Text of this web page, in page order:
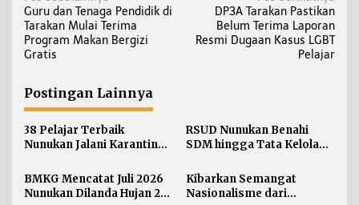
a
v
i
a
s
i
p
o
s
Guru dan Tenaga Pendidik di
Tarakan Mulai Terima
Program Makan Bergizi
Gratis
DP3A Tarakan Pastikan
Belum Terima Laporan
Resmi Dugaan Kasus LGBT
Pelajar
Postingan Lainnya
38 Pelajar Terbaik
Nunukan Jalani Karantina,
di HUT RI ke-81
RSUD Nunukan Benahi
SDM hingga Tata Kelola
BMKG Mencatat Juli 2026
Nunukan Dilanda Hujan 23
Kibarkan Semangat
Nasionalisme dari